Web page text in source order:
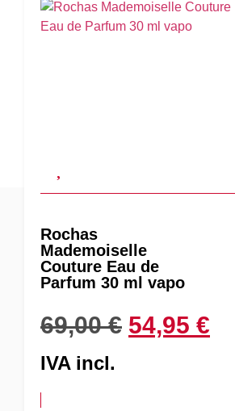
Rochas
Mademoiselle
Couture Eau de
Parfum 30 ml vapo
69,00€ 54,95 €
IVA incl.